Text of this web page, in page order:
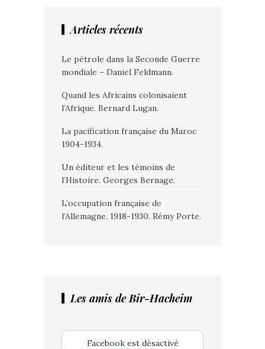
Articles récents
Le pétrole dans la Seconde Guerre
mondiale – Daniel Feldmann.
Quand les Africains colonisaient
l’Afrique. Bernard Lugan.
La pacification française du Maroc
1904-1934.
Un éditeur et les témoins de
l’Histoire. Georges Bernage.
L’occupation française de
l’Allemagne. 1918-1930. Rémy Porte.
Les amis de Bir-Hacheim
Facebook est désactivé